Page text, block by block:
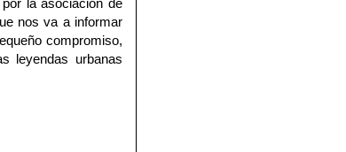
nos va a informar
compromiso,
leyendas urbanas